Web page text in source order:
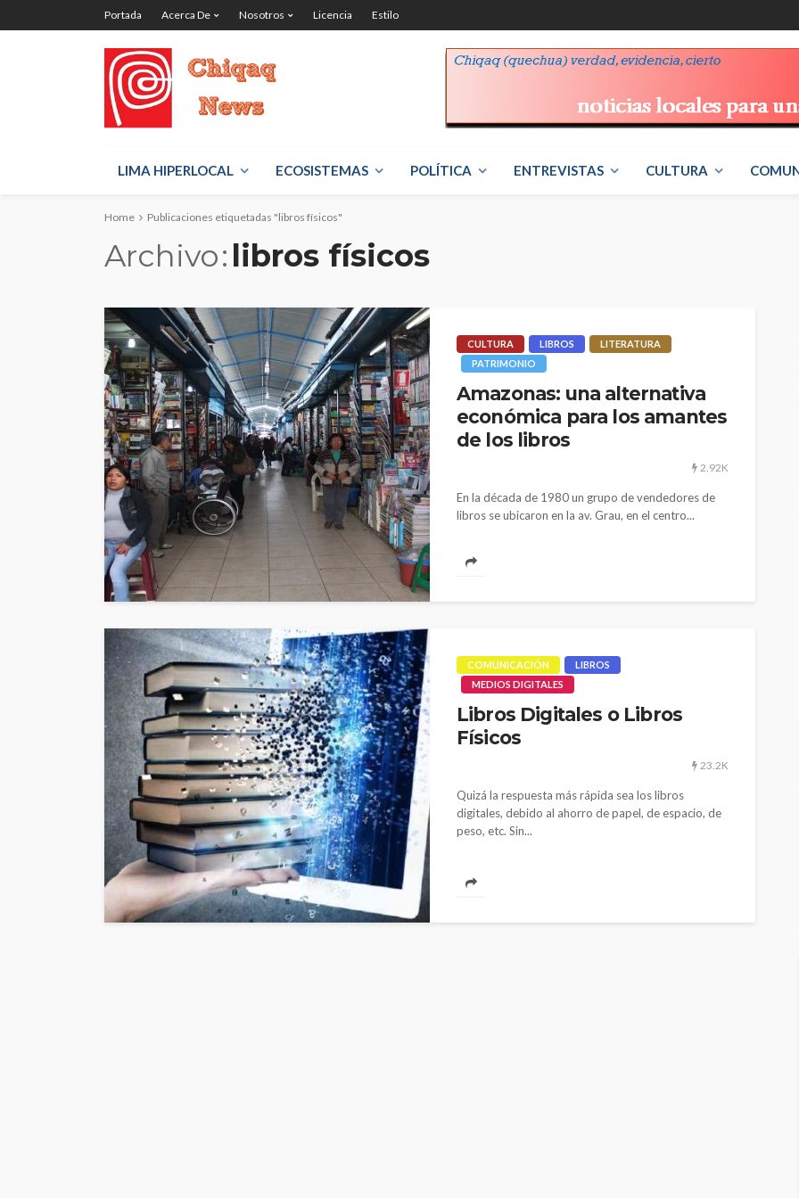
Portada Acerca De Nosotros Licencia Estilo
LIMA HIPERLOCAL ECOSISTEMAS POLÍTICA ENTREVISTAS CULTURA
Home Publicaciones etiquetadas "libros físicos"
Archivo libros físicos
CULTURA LIBROS
LITERATURA
PATRIMONIO
Amazonas: una alternativa
económica para los amantes
de los libros
2.92K
En la década de 1980 un grupo de vendedores de
libros se ubicaron en la av. Grau, en el centro...
COMUNICACIÓN
LIBROS
MEDIOS DIGITALES
Libros Digitales o Libros
Físicos
23.2K
Quizá la respuesta más rápida sea los libros
digitales, debido al ahorro de papel, de espacio, de
peso, etc. Sin...
despedidos en nueva
gestión en IRTP
1.11K
El público como
peruano post pandemia